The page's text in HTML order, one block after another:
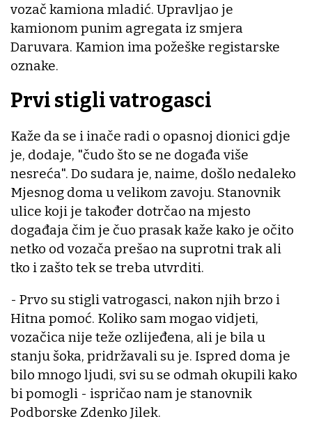
vozač kamiona mladić. Upravljao je
kamionom punim agregata iz smjera
Daruvara. Kamion ima požeške registarske
oznake.
Prvi stigli vatrogasci
Kaže da se i inače radi o opasnoj dionici gdje
je, dodaje, "čudo što se ne događa više
nesreća". Do sudara je, naime, došlo nedaleko
Mjesnog doma u velikom zavoju. Stanovnik
ulice koji je također dotrčao na mjesto
događaja čim je čuo prasak kaže kako je očito
netko od vozača prešao na suprotni trak ali
tko i zašto tek se treba utvrditi.
- Prvo su stigli vatrogasci, nakon njih brzo i
Hitna pomoć. Koliko sam mogao vidjeti,
vozačica nije teže ozlijeđena, ali je bila u
stanju šoka, pridržavali su je. Ispred doma je
bilo mnogo ljudi, svi su se odmah okupili kako
bi pomogli - ispričao nam je stanovnik
Podborske Zdenko Jilek.